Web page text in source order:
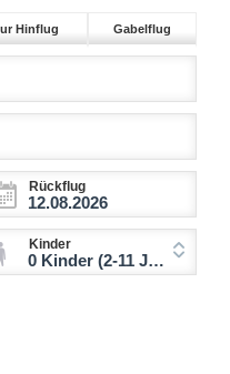
Hinflug Gabelflug
Rückflug
Kinder
0 Kinder (2-11 Jahre)